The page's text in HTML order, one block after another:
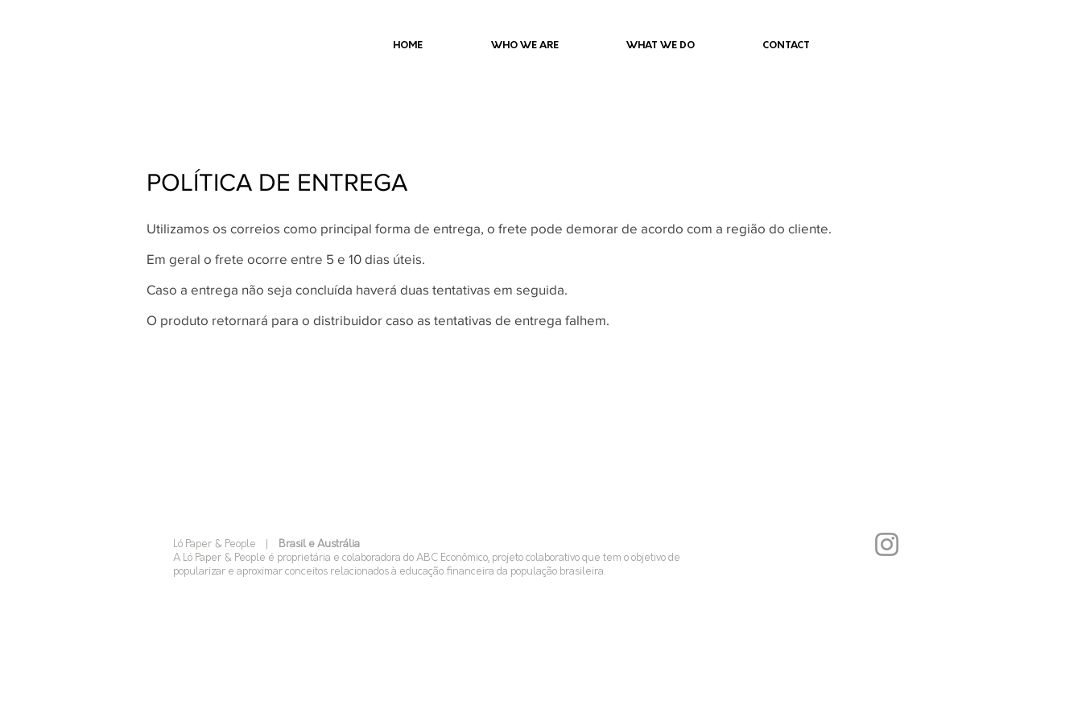
HOME WHO WE ARE WHAT WE DO CONTACT
POLÍTICA DE ENTREGA
Utilizamos os correios como principal forma de entrega, o frete pode demorar de acordo com a região do cliente.
Em geral o frete ocorre entre 5 e 10 dias úteis.
Caso a entrega não seja concluída haverá duas tentativas em seguida.
O produto retornará para o distribuidor caso as tentativas de entrega falhem.
Ló Paper & People |
Brasil e Austrália
A Ló Paper & People é proprietária e colaboradora do ABC Econômico, projeto colaborativo que tem o objetivo de
popularizar e aproximar conceitos relacionados à educação financeira da população brasileira.